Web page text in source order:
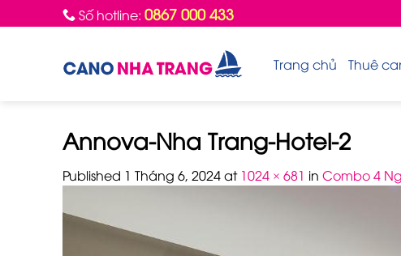
to
Số hotline: 0867 000 433
Trang chủ Thuê
Annova-Nha Trang-Hotel-2
Published 1 Tháng 6, 2024at 1024 × 681 in Combo 4